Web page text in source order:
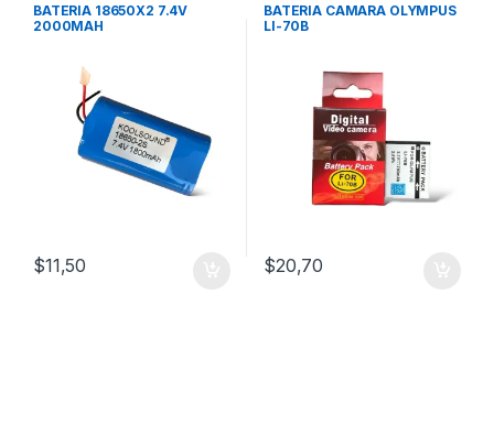
BATERIA 18650X2 7.4V
2000MAH
$11,50
BATERIA CAMARA OLYMPUS
LI-70B
$20,70